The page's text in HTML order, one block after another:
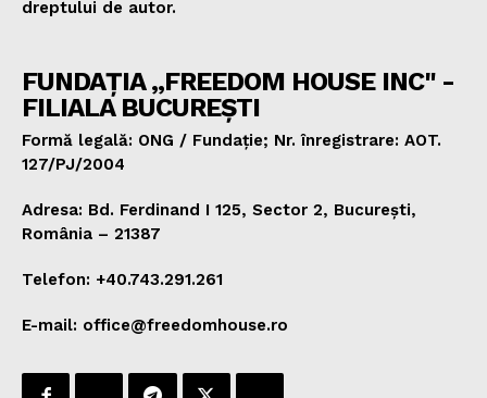
dreptului de autor.
FUNDAȚIA „FREEDOM HOUSE INC" -
FILIALA BUCUREȘTI
Formă legală: ONG / Fundație; Nr. înregistrare: AOT.
127/PJ/2004
Adresa: Bd. Ferdinand I 125, Sector 2, București,
România – 21387
Telefon: +40.743.291.261
E-mail: office@freedomhouse.ro